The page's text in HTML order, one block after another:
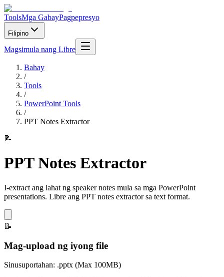
ToolsMga GabayPagpepresyo
Filipino
Magsimula nang Libre
Bahay
/
Tools
/
PowerPoint Tools
/
PPT Notes Extractor
📝
PPT Notes Extractor
I-extract ang lahat ng speaker notes mula sa mga PowerPoint
presentations. Libre ang PPT notes extractor sa text format.
📝
Mag-upload ng iyong file
Sinusuportahan: .pptx (Max 100MB)